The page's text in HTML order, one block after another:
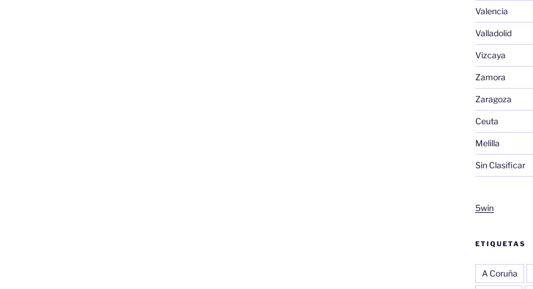
Valencia
Valladolid
Vizcaya
Zamora
Zaragoza
Ceuta
Melilla
Sin Clasificar
5win
ETIQUETAS
A Coruña